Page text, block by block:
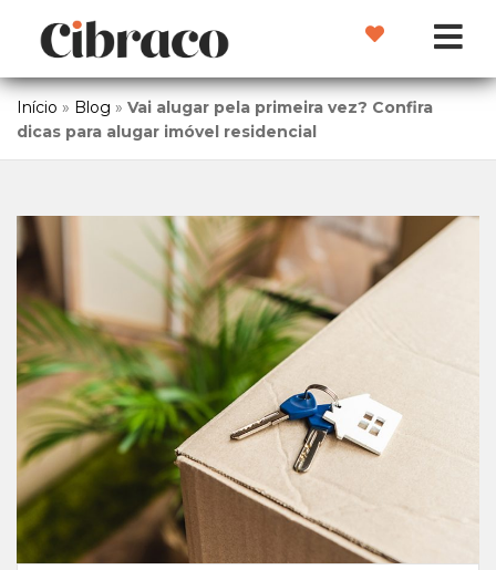
Início » Blog » Vai alugar pela primeira vez? Confira
dicas para alugar imóvel residencial